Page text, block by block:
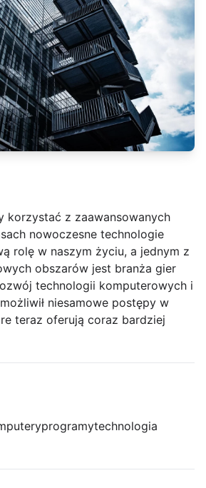
korzystać z zaawansowanych
nowoczesne technologie
rolę w naszym życiu, a jednym z
obszarów jest branża gier
technologii komputerowych i
niesamowe postępy w
teraz oferują coraz bardziej
programytechnologia